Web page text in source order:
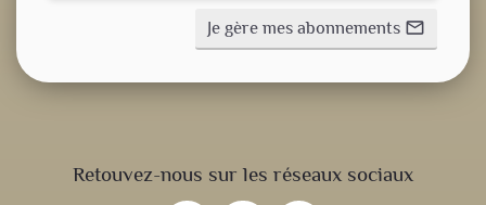
Retouvez-nous sur les réseaux sociaux
Je gère mes abonnements mail_outline